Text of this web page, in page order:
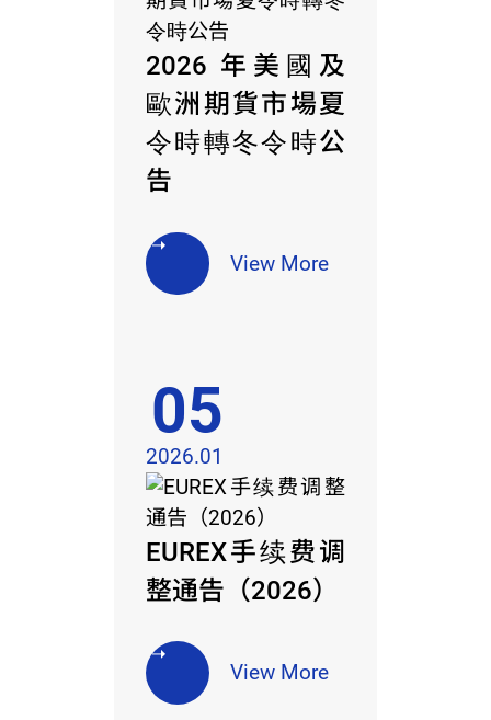
2026 年美國及
歐洲期貨市場夏
令時轉冬令時公
告
View More
EUREX手续费调
整通告（2026）
View More
05
2026.01